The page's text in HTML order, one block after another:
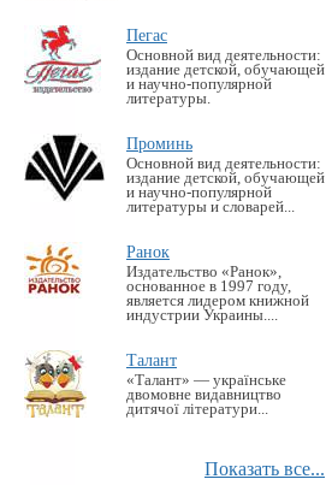
Пегас
Основной вид деятельности:
издание детской, обучающей
и научно-популярной
литературы.
Проминь
Основной вид деятельности:
издание детской, обучающей
и научно-популярной
литературы и словарей...
Ранок
Издательство «Ранок»,
основанное в 1997 году,
является лидером книжной
индустрии Украины....
Талант
«Талант» — українське
двомовне видавництво
дитячої літератури...
Показать все...